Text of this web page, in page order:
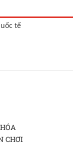
tế
CHƠI